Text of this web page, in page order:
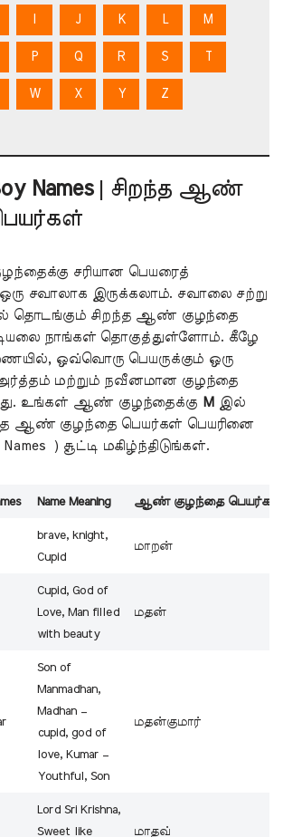
J K L M
P Q R S T
W X Y Z
Names| சிறந்த ஆண்
சரியான பெயரைத்
ஒரு சவாலாக இருக்கலாம். சவாலை சற்று
தொடங்கும் சிறந்த ஆண் குழந்தை
நாங்கள் தொகுத்துள்ளோம். கீழே
ஒவ்வொரு பெயருக்கும் ஒரு
மற்றும் நவீனமான குழந்தை
உங்கள் ஆண் குழந்தைக்கு M
இல்
ஆண் குழந்தை பெயர்கள் பெயரினை
) சூட்டி மகிழ்ந்திடுங்கள்.
Name Meaning ஆண்குழந்தை பெயர்கள்
brave, knight,
Cupid
மாறன்
Cupid, God of
Love, Man filled
with beauty
மதன்
Son of
Manmadhan,
Madhan –
cupid, god of
love, Kumar –
Youthful, Son
மதன்குமார்
Lord Sri Krishna,
Sweet like
மாதவ்